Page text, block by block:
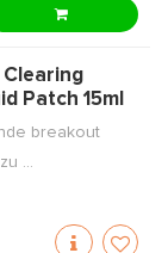
Patch 15ml
breakout
...